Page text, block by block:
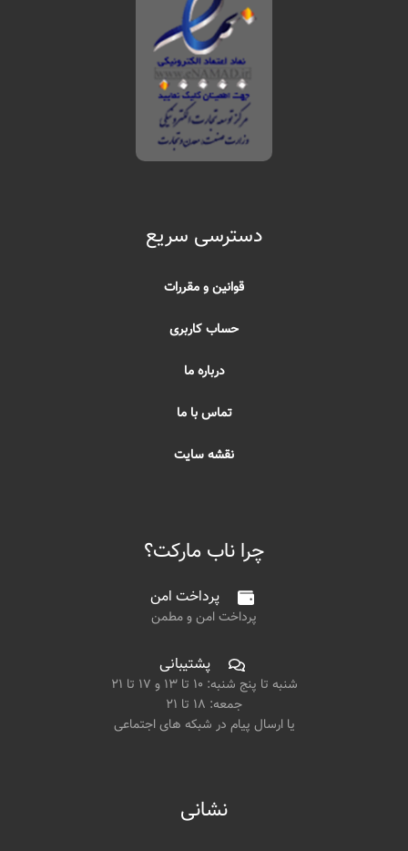
دسترسی سریع
قوانین و مقررات
حساب کاربری
درباره ما
تماس با ما
نقشه سایت
چرا ناب مارکت؟
پرداخت امن
پرداخت امن و مطمن
پشتیبانی
شنبه تا پنج شنبه: ۱۰ تا ۱۳ و ۱۷ تا ۲۱
جمعه: ۱۸ تا ۲۱
یا ارسال پیام در شبکه های اجتماعی
نشانی